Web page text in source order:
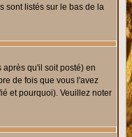
sont listés sur le bas de la
qu'il soit posté) en
de fois que vous l'avez
et pourquoi). Veuillez noter